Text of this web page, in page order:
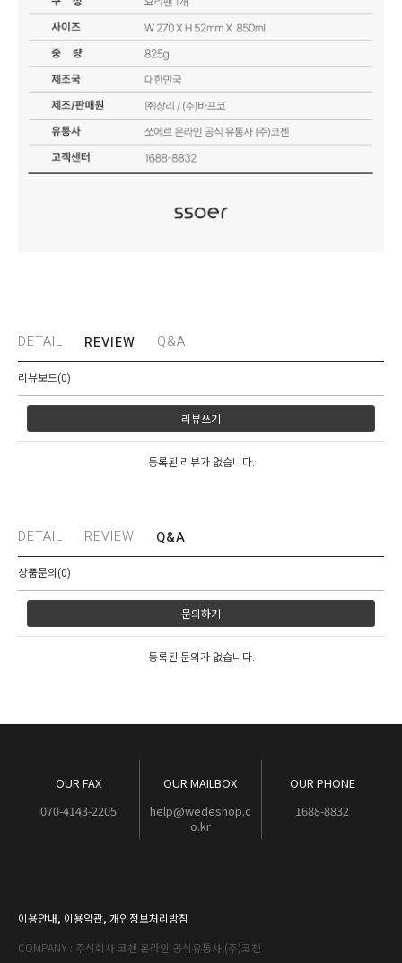
DETAIL REVIEW Q&A
리뷰보드(0)
리뷰쓰기
등록된 리뷰가 없습니다.
DETAIL REVIEW Q&A
상품문의(0)
문의하기
등록된 문의가 없습니다.
OUR FAX
070-4143-2205
OUR MAILBOX
help@wedeshop.c
o.kr
OUR PHONE
1688-8832
이용안내, 이용약관, 개인정보처리방침
COMPANY : 주식회사 코첸 온라인 공식유통사 (주)코첸